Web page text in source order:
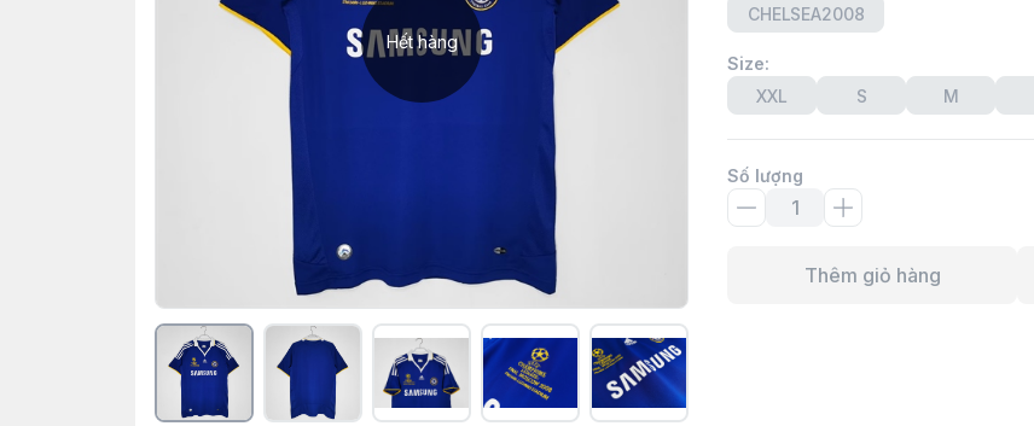
Hết hàng
CHELSEA2008
Size:
XXL
S M
Số lượng
Thêm giỏ hàng